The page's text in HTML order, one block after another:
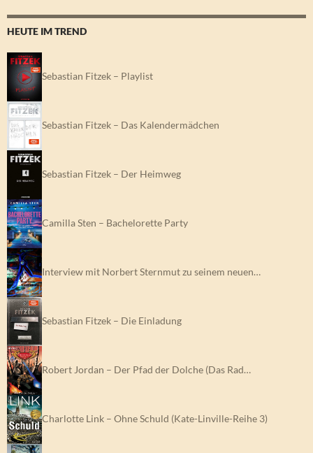
HEUTE IM TREND
Sebastian Fitzek – Playlist
Sebastian Fitzek – Das Kalendermädchen
Sebastian Fitzek – Der Heimweg
Camilla Sten – Bachelorette Party
Interview mit Norbert Sternmut zu seinem neuen…
Sebastian Fitzek – Die Einladung
Robert Jordan – Der Pfad der Dolche (Das Rad…
Charlotte Link – Ohne Schuld (Kate-Linville-Reihe 3)